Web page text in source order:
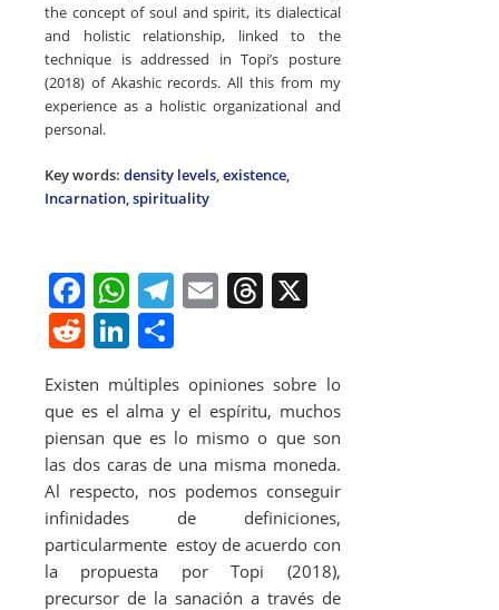
the concept of soul and spirit, its dialectical
and holistic relationship, linked to the
technique is addressed in Topi’s posture
(2018) of Akashic records. All this from my
experience as a holistic organizational and
personal.
Key words: density levels,existence,
Incarnation,spirituality
F
a
c
e
b
o
o
k
W
h
at
s
A
p
p
T
gr
a
m
E
l
T
a
d
s
R
d
di
t
Li
n
k
e
dI
n
ar
e
Existen múltiples opiniones sobre lo
que es el alma y el espíritu, muchos
piensan que es lo mismo o que son
las dos caras de una misma moneda.
Al respecto, nos podemos conseguir
infinidades de definiciones,
particularmente estoy de acuerdo con
la propuesta por Topi (2018),
precursor de la sanación a través de